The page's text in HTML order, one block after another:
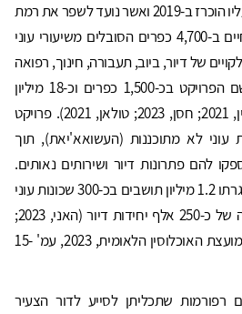
מכובדים" (חיאה כּרימה), שעליו הוכרז ב-2019 ואשר נועד לשפר את רמת
החיים של מיליוני מצרים החיים ב-4,700 כפרים הסובלים משיעורי עוני
של דיור, ביוב, תעבורה, חינוך, רפואה
ותעסוקה. עד סוף 2023 יושם הפרויקט בכ-1,500 כפרים וכ-18 מיליון
תושבים טעמו מפירותיו (אמין, 2021; חסן, 2023; טולאן, 2021). פרויקט
עוני לא מתוכננות (העשואא'יאת), תוך
להם פתרונות דיור ושירותים נאותים.
בשנים 2023-2014 נהנו במסגרתו 1.2 מיליון תושבים בכ-300 שכונות עוני
ב-25 מחוזות מפיתוח ומבנייה של כ-250 אלף יחידות דיור (האני, 2023;
משרד הבריאות והאוכלוסין ומועצת האוכלוסין הלאומית, 2023, עמ' 15-
רפורמות שתכליתן לסייע לדור הצעיר